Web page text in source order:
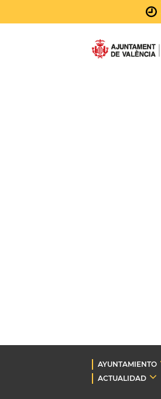
AYUNTAMIENTO
ACTUALIDAD